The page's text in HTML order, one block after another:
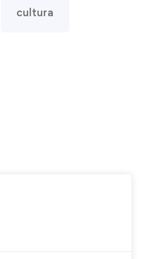
cultura